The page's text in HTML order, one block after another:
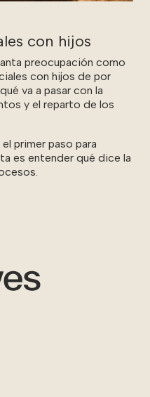
con hijos
preocupación como
con hijos de por
va a pasar con la
y el reparto de los
primer paso para
es entender qué dice la